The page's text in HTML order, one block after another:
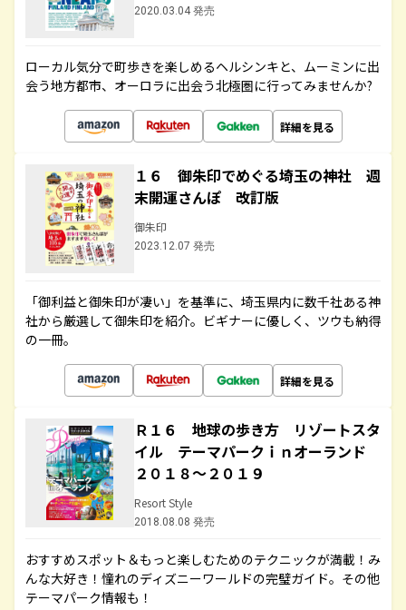
2020.03.04 発売
ローカル気分で町歩きを楽しめるヘルシンキと、ムーミンに出
会う地方都市、オーロラに出会う北極圏に行ってみませんか?
詳細を見る
１６ 御朱印でめぐる埼玉の神社 週
末開運さんぽ 改訂版
御朱印
2023.12.07 発売
「御利益と御朱印が凄い」を基準に、埼玉県内に数千社ある神
社から厳選して御朱印を紹介。ビギナーに優しく、ツウも納得
の一冊。
詳細を見る
Ｒ１６ 地球の歩き方 リゾートスタ
イル テーマパークｉｎオーランド
２０１８～２０１９
Resort Style
2018.08.08 発売
おすすめスポット＆もっと楽しむためのテクニックが満載！み
んな大好き！憧れのディズニーワールドの完璧ガイド。その他
テーマパーク情報も！